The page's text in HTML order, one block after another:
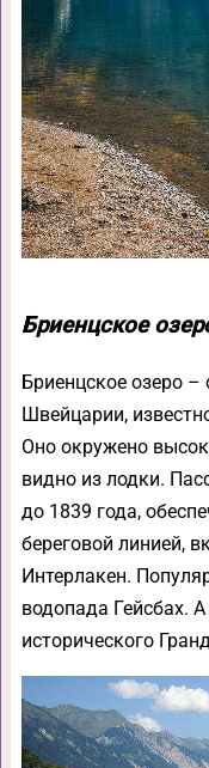
Бриенцское
Бриенцское озеро
Швейцарии,
Оно окружено
видно из лодки.
до 1839 года,
береговой линией,
Интерлакен.
водопада Гейсбах.
исторического